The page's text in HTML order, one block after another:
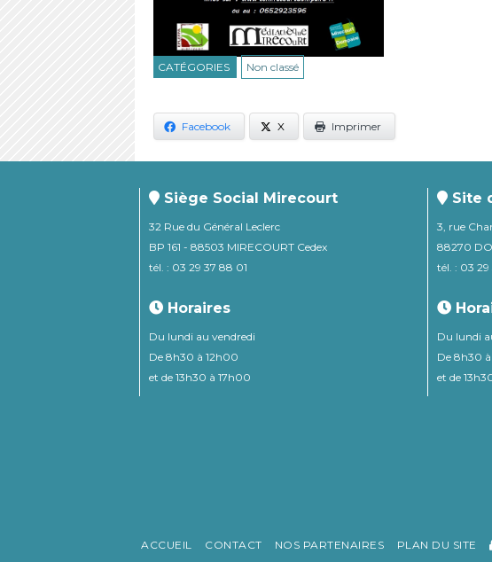
CATÉGORIES Non classé
Facebook X Imprimer
Siège Social Mirecourt
32 Rue du Général Leclerc
BP 161 - 88503 MIRECOURT Cedex
tél. : 03 29 37 88 01
Horaires
Du lundi au vendredi
De 8h30 à 12h00
et de 13h30 à 17h00
Site
3, rue
88270
tél. : 03 29
Du lundi
De 8h30
et de
ACCUEIL CONTACT NOS PARTENAIRES PLAN DU SITE